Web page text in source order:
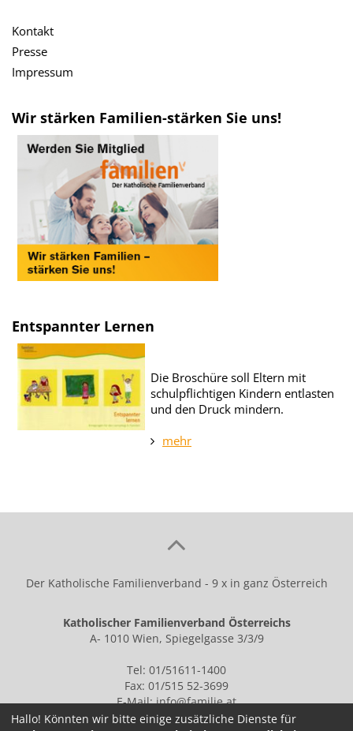
Kontakt
Presse
Impressum
Wir stärken Familien-stärken Sie uns!
Entspannter Lernen
Die Broschüre soll Eltern mit
schulpflichtigen Kindern entlasten
und den Druck mindern.
mehr
Der Katholische Familienverband - 9 x in ganz Österreich
Katholischer Familienverband Österreichs
A- 1010 Wien, Spiegelgasse 3/3/9
Tel: 01/51611-1400
Fax: 01/515 52-3699
E-Mail:info@familie.at
Hallo! Könnten wir bitte einige zusätzliche Dienste für